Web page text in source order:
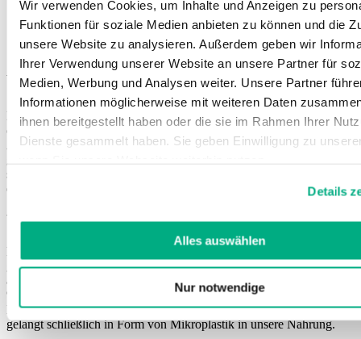
Wir verwenden Cookies, um Inhalte und Anzeigen zu
Funktionen für soziale Medien anbieten zu können und die
unsere Website zu analysieren. Außerdem geben wir
Ihrer Verwendung unserer Website an unsere Partner für
Medien, Werbung und Analysen weiter. Unsere Partner
Informationen möglicherweise mit weiteren Daten
ihnen bereitgestellt haben oder die sie im Rahmen Ihrer
Dienste gesammelt haben. Sie geben Einwilligung zu
Details
Alles auswählen
Nur notwendige
World Environment Day
Der Weltumwelttag, auch bekannt als Internationaler Umwelttag
oder Tag der Umwelt, wird jedes Jahr am 5. Juni gefeiert. Der
Aktionstag wurde 1972 von den Vereinten Nationen ins Leben
schärfen, die internationale Vernetzung zu fördern und die Aktionen
einzelner Programme und Initiativen zu bündeln.
Vermeidung von Plastikverschmutzung
Das diesjährige Motto des Weltumwelttages lautet "Maßnahmen
gegen die Plastikverschmutzung". Weltweit werden jährlich mehr
als 430 Millionen Tonnen Plastik produziert. Davon werden nur 10
% recycelt, während rund 11 Millionen Tonnen in Flüsse, Seen und
Meere gelangen. Diese Verschmutzung schädigt die Tierwelt und
gelangt schließlich in Form von Mikroplastik in unsere Nahrung.